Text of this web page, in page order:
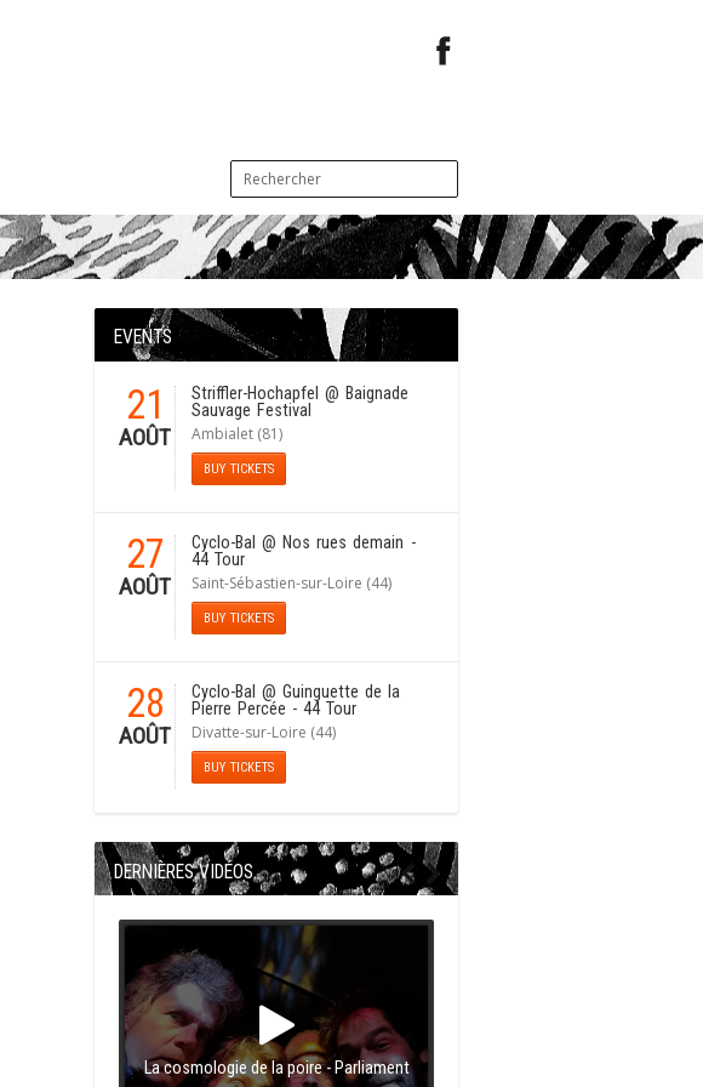
EVENTS
21
AOÛT
Striffler-Hochapfel @ Baignade
Sauvage Festival
Ambialet (81)
BUY TICKETS
27
AOÛT
Cyclo-Bal @ Nos rues demain -
44 Tour
Saint-Sébastien-sur-Loire (44)
BUY TICKETS
28
AOÛT
Cyclo-Bal @ Guinguette de la
Pierre Percée - 44 Tour
Divatte-sur-Loire (44)
BUY TICKETS
DERNIÈRES VIDÉOS
La cosmologie de la poire - Parliament